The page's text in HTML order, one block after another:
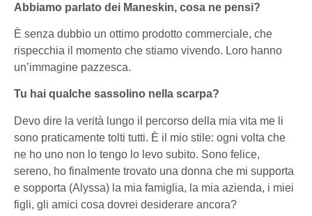
Abbiamo parlato dei Maneskin, cosa ne pensi?
È senza dubbio un ottimo prodotto commerciale, che
rispecchia il momento che stiamo vivendo. Loro hanno
un’immagine pazzesca.
Tu hai qualche sassolino nella scarpa?
Devo dire la verità lungo il percorso della mia vita me li
sono praticamente tolti tutti. È il mio stile: ogni volta che
ne ho uno non lo tengo lo levo subito. Sono felice,
sereno, ho finalmente trovato una donna che mi supporta
e sopporta (Alyssa) la mia famiglia, la mia azienda, i miei
figli, gli amici cosa dovrei desiderare ancora?